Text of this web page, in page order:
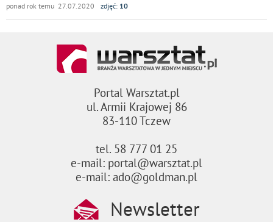
ponad rok temu 27.07.2020 zdjęć: 10
Portal Warsztat.pl
ul. Armii Krajowej 86
83-110 Tczew
tel. 58 777 01 25
e-mail: portal@warsztat.pl
e-mail: ado@goldman.pl
Newsletter